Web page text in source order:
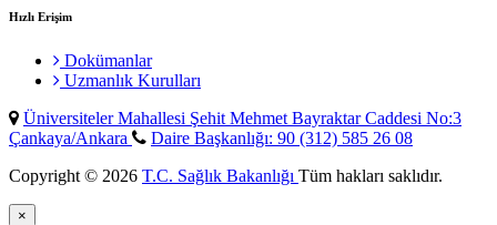
Hızlı Erişim
Dokümanlar
Uzmanlık Kurulları
Üniversiteler Mahallesi Şehit Mehmet Bayraktar Caddesi No:3
Çankaya/Ankara
Daire Başkanlığı: 90 (312) 585 26 08
Copyright © 2026 T.C. Sağlık Bakanlığı Tüm hakları saklıdır.
×